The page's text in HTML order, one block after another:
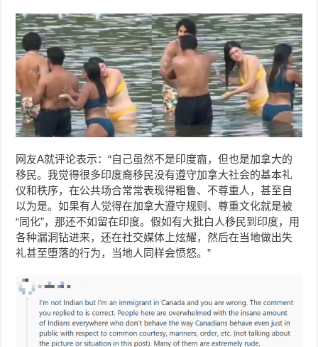
网友A就评论表示：“自己虽然不是印度裔，但也是加拿大的
移民。我觉得很多印度裔移民没有遵守加拿大社会的基本礼
仪和秩序，在公共场合常常表现得粗鲁、不尊重人，甚至自
以为是。如果有人觉得在加拿大遵守规则、尊重文化就是被
“同化”，那还不如留在印度。假如有大批白人移民到印度，用
各种漏洞钻进来，还在社交媒体上炫耀，然后在当地做出失
礼甚至堕落的行为，当地人同样会愤怒。”